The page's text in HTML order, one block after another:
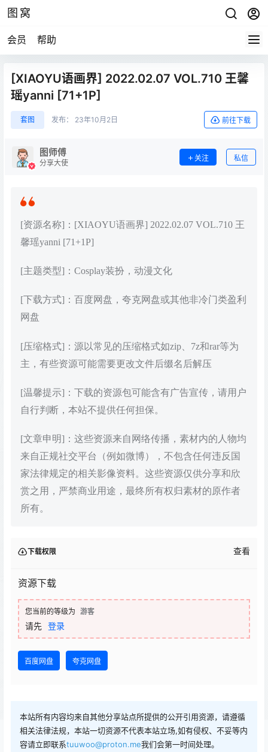
图窝
会员 帮助
[XIAOYU语画界] 2022.02.07 VOL.710 王馨
瑶yanni [71+1P]
套图 发布： 23年10月2日 前往下载
图师傅
分享大使
关注 私信
[资源名称]：[XIAOYU语画界] 2022.02.07 VOL.710 王
馨瑶yanni [71+1P]
[主题类型]：Cosplay装扮，动漫文化
[下载方式]：百度网盘，夸克网盘或其他非冷门类盈利
网盘
[压缩格式]：源以常见的压缩格式如zip、7z和rar等为
主，有些资源可能需要更改文件后缀名后解压
[温馨提示]：下载的资源包可能含有广告宣传，请用户
自行判断，本站不提供任何担保。
[文章申明]：这些资源来自网络传播，素材内的人物均
来自正规社交平台（例如微博），不包含任何违反国
家法律规定的相关影像资料。这些资源仅供分享和欣
赏之用，严禁商业用途，最终所有权归素材的原作者
所有。
下载权限 查看
资源下载
您当前的等级为 游客
请先 登录
百度网盘 夸克网盘
本站所有内容均来自其他分享站点所提供的公开引用资源，请遵循
相关法律法规，本站一切资源不代表本站立场,如有侵权、不妥等内
容请立即联系tuuwoo@proton.me我们会第一时间处理。